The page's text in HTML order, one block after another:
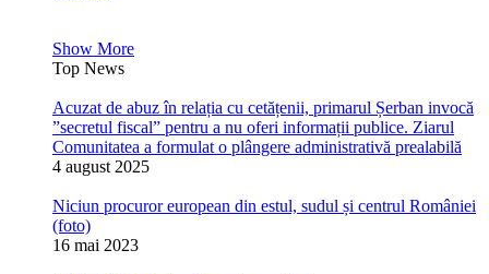
Show More
Top News
Acuzat de abuz în relația cu cetățenii, primarul Șerban invocă
”secretul fiscal” pentru a nu oferi informații publice. Ziarul
Comunitatea a formulat o plângere administrativă prealabilă
4 august 2025
Niciun procuror european din estul, sudul și centrul României
(foto)
16 mai 2023